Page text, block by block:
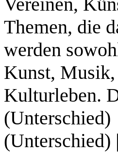
Themen, die
werden
Kunst,
Kulturleben.